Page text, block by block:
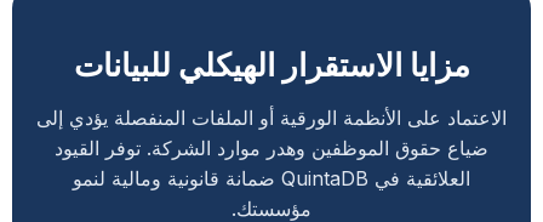
مزايا الاستقرار الهيكلي للبيانات
الاعتماد على الأنظمة الورقية أو الملفات المنفصلة يؤدي إلى
ضياع حقوق الموظفين وهدر موارد الشركة. توفر القيود
العلائقية في QuintaDB ضمانة قانونية ومالية لنمو
مؤسستك.